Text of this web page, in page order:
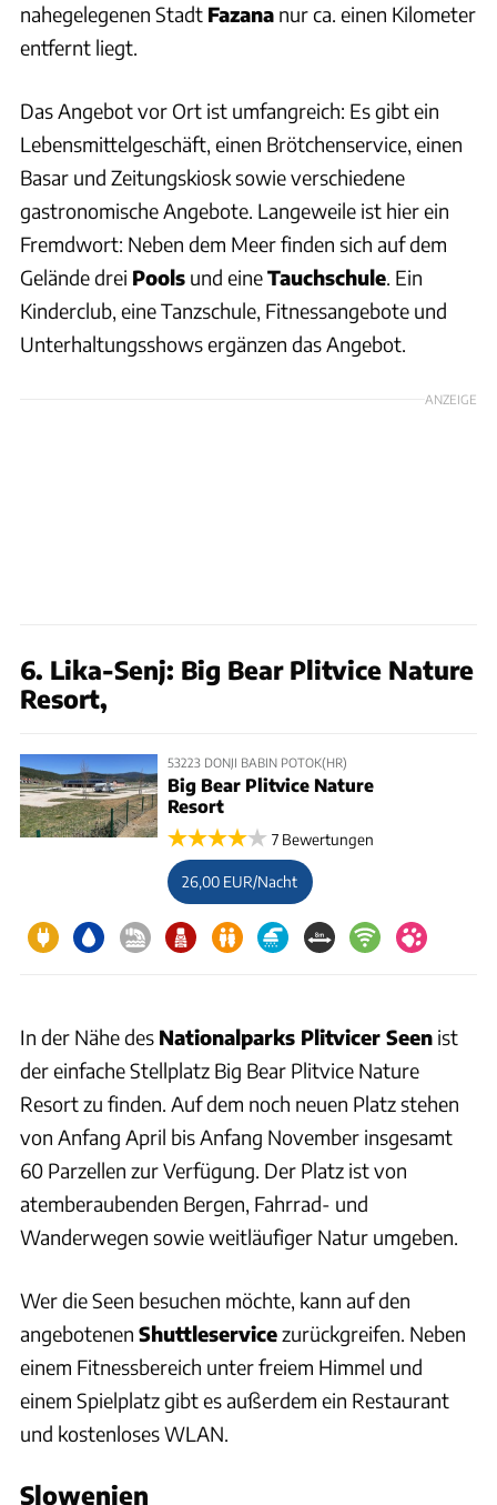
nahegelegenen Stadt Fazana nur ca. einen Kilometer
entfernt liegt.
Das Angebot vor Ort ist umfangreich: Es gibt ein
Lebensmittelgeschäft, einen Brötchenservice, einen
Basar und Zeitungskiosk sowie verschiedene
gastronomische Angebote. Langeweile ist hier ein
Fremdwort: Neben dem Meer finden sich auf dem
Gelände drei Pools und eineTauchschule. Ein
Kinderclub, eine Tanzschule, Fitnessangebote und
Unterhaltungsshows ergänzen das Angebot.
ANZEIGE
6. Lika-Senj: Big Bear Plitvice Nature
Resort,
53223 DONJI BABIN POTOK(HR)
Big Bear Plitvice Nature
Resort
7 Bewertungen
26,00 EUR/Nacht
In der Nähe des Nationalparks Plitvicer Seen ist
der einfache Stellplatz Big Bear Plitvice Nature
Resort zu finden. Auf dem noch neuen Platz stehen
von Anfang April bis Anfang November insgesamt
60 Parzellen zur Verfügung. Der Platz ist von
atemberaubenden Bergen, Fahrrad- und
Wanderwegen sowie weitläufiger Natur umgeben.
Wer die Seen besuchen möchte, kann auf den
angebotenen Shuttleservicezurückgreifen. Neben
einem Fitnessbereich unter freiem Himmel und
einem Spielplatz gibt es außerdem ein Restaurant
und kostenloses WLAN.
Slowenien